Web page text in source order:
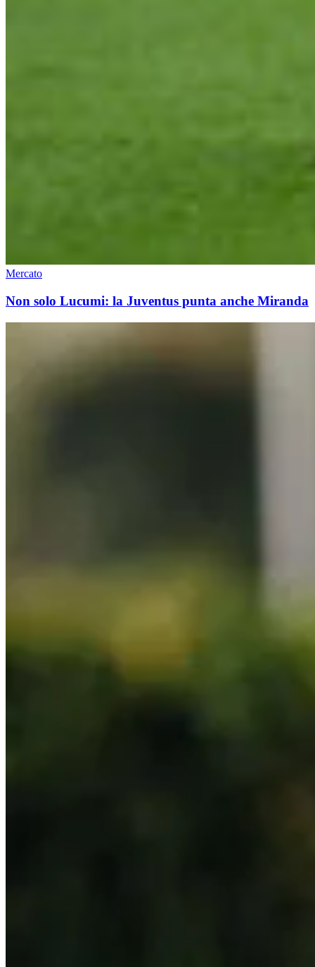
Mercato
Non solo Lucumi: la Juventus punta anche Miranda